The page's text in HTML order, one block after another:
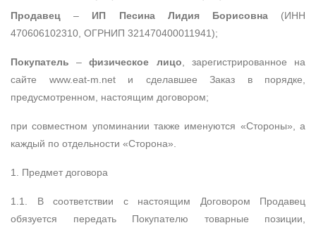
Продавец – ИП Песина Лидия Борисовна(ИНН
470606102310, ОГРНИП 321470400011941);
Покупатель –физическое лицо, зарегистрированное на
сайте www.eat-m.net и сделавшее Заказ в порядке,
предусмотренном, настоящим договором;
при совместном упоминании также именуются «Стороны», а
каждый по отдельности «Сторона».
1. Предмет договора
1.1. В соответствии с настоящим Договором Продавец
обязуется передать Покупателю товарные позиции,